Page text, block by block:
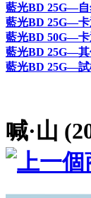
藍光BD 25G—
藍光BD 25G—
藍光BD 50G—
藍光BD 25G—
藍光BD 25G—
喊·山